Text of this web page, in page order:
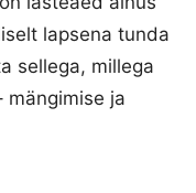
lapsena tunda
sellega, millega
mängimise ja